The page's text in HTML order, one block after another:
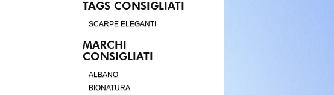
TAGS CONSIGLIATI
SCARPE ELEGANTI
MARCHI
CONSIGLIATI
ALBANO
BIONATURA